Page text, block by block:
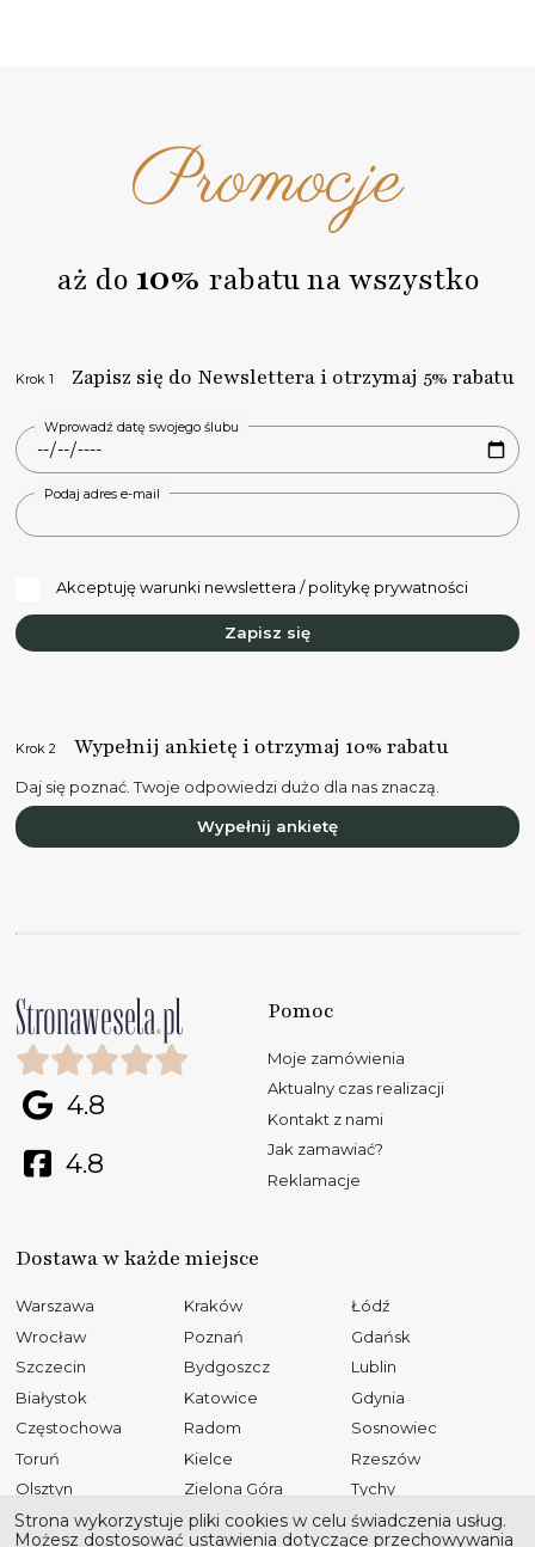
Promocje
aż do 10% rabatu na wszystko
Krok 1 Zapisz się do Newslettera i otrzymaj 5% rabatu
Wprowadź datę swojego ślubu
Podaj adres e-mail
Akceptuję warunki newslettera / politykę prywatności
Zapisz się
Krok 2 Wypełnij ankietę i otrzymaj 10% rabatu
Daj się poznać. Twoje odpowiedzi dużo dla nas znaczą.
Wypełnij ankietę
4.8
4.8
Pomoc
Moje zamówienia
Aktualny czas realizacji
Kontakt z nami
Jak zamawiać?
Reklamacje
Dostawa w każde miejsce
Warszawa Kraków
Łódź
Wrocław
Poznań
Gdańsk
Szczecin
Bydgoszcz
Lublin
Białystok
Katowice
Gdynia
Częstochowa
Radom
Sosnowiec
Toruń
Kielce
Rzeszów
Olsztyn
Zielona Góra
Tychy
Opole
Gliwice
Płock
Strona wykorzystuje pliki cookies w celu świadczenia usług.
Możesz dostosować ustawienia dotyczące przechowywania